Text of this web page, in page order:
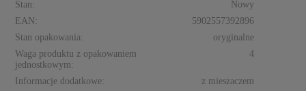
Stan:
Nowy
EAN:
5902557392896
Stan opakowania:
oryginalne
Waga produktu z opakowaniem
jednostkowym:
4
Informacje dodatkowe: z mieszaczem